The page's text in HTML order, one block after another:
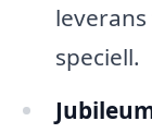
speciell.